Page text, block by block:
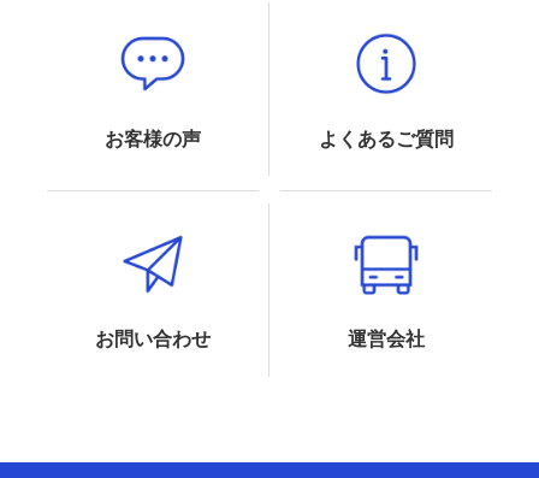
お客様の声 よくあるご質問
お問い合わせ 運営会社